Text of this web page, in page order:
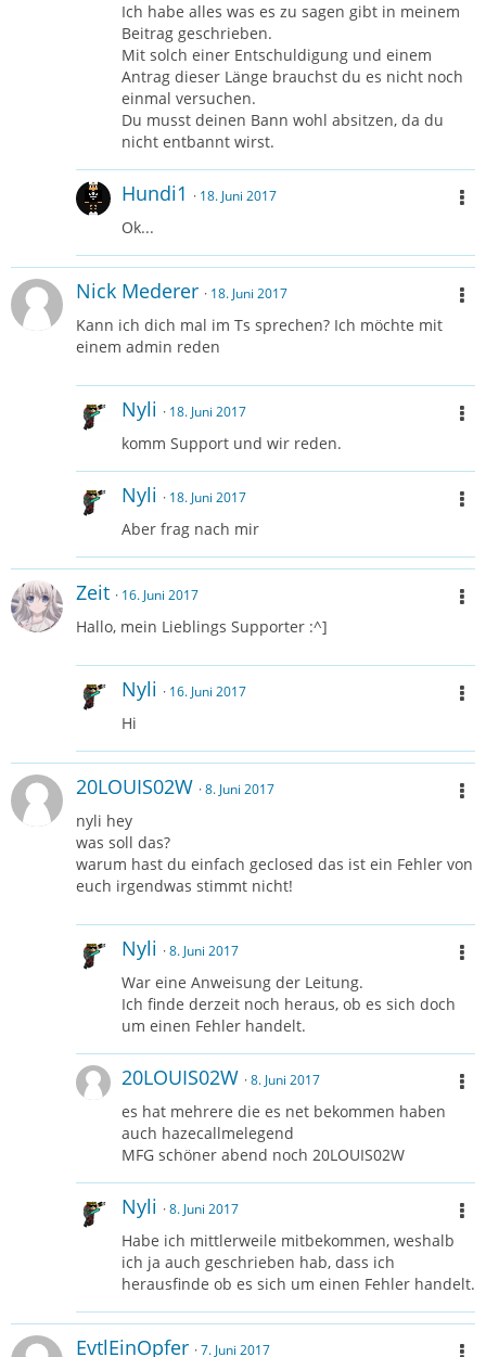
Ich habe alles was es zu sagen gibt in meinem
Beitrag geschrieben.
Mit solch einer Entschuldigung und einem
Antrag dieser Länge brauchst du es nicht noch
einmal versuchen.
Du musst deinen Bann wohl absitzen, da du
nicht entbannt wirst.
Hundi1 18. Juni 2017
Ok...
Nick Mederer 18. Juni 2017
Kann ich dich mal im Ts sprechen? Ich möchte mit
einem admin reden
Nyli 18. Juni 2017
komm Support und wir reden.
Nyli 18. Juni 2017
Aber frag nach mir
Zeit 16. Juni 2017
Hallo, mein Lieblings Supporter :^]
Nyli 16. Juni 2017
Hi
20LOUIS02W 8. Juni 2017
nyli hey
was soll das?
warum hast du einfach geclosed das ist ein Fehler von
euch irgendwas stimmt nicht!
Nyli 8. Juni 2017
War eine Anweisung der Leitung.
Ich finde derzeit noch heraus, ob es sich doch
um einen Fehler handelt.
20LOUIS02W 8. Juni 2017
es hat mehrere die es net bekommen haben
auch hazecallmelegend
MFG schöner abend noch 20LOUIS02W
Nyli 8. Juni 2017
Habe ich mittlerweile mitbekommen, weshalb
ich ja auch geschrieben hab, dass ich
herausfinde ob es sich um einen Fehler handelt.
EvtlEinOpfer 7. Juni 2017